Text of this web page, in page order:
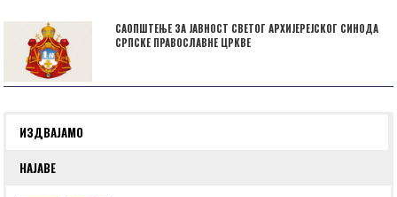
САОПШТЕЊЕ ЗА ЈАВНОСТ СВЕТОГ АРХИЈЕРЕЈСКОГ СИНОДА
СРПСКЕ ПРАВОСЛАВНЕ ЦРКВЕ
ИЗДВАЈАМО
НАЈАВЕ